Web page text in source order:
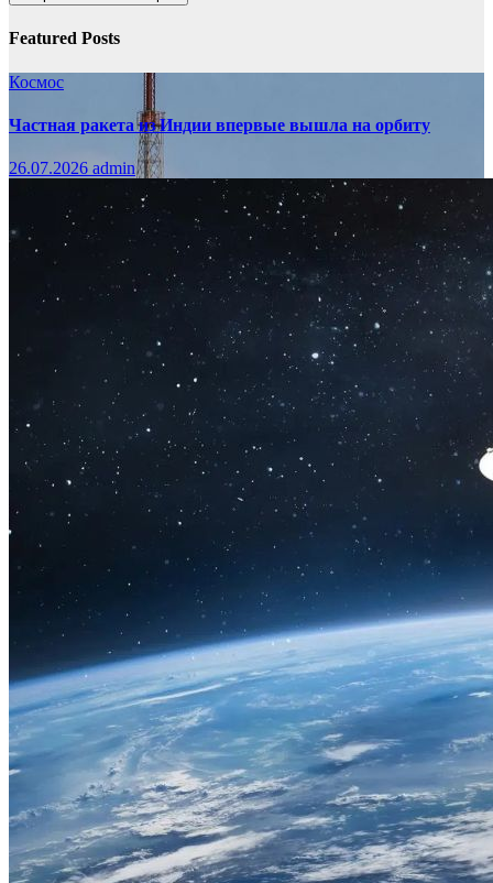
Featured Posts
Космос
Частная ракета из Индии впервые вышла на орбиту
26.07.2026 admin